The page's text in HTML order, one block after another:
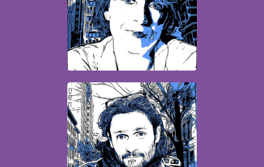
Directrice opérationnelle
aude.lelu@quatrebis.fr
Jean-Philippe
Directeur de création